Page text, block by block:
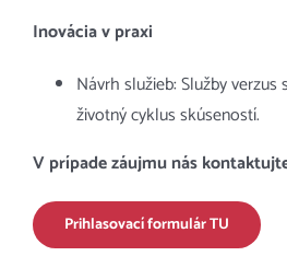
Inovácia v praxi
Návrh služieb: Služby verzus
životný cyklus skúseností.
V prípade záujmu nás
Prihlasovací formulár TU